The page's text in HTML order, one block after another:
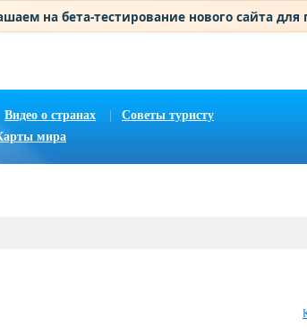
на бета-тестирование нового сайта
Видео о странах
Советы туристу
мира